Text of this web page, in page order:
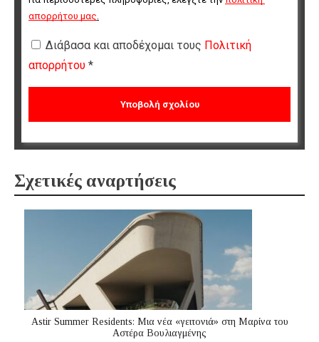
απορρήτου μας.
Διάβασα και αποδέχομαι τους Πολιτική
απορρήτου *
Σχετικές αναρτήσεις
Astir Summer Residents: Μια νέα «γειτονιά» στη Μαρίνα του
Αστέρα Βουλιαγμένης